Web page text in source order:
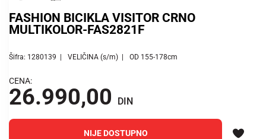
FASHION BICIKLA VISITOR CRNO
MULTIKOLOR-FAS2821F
Šifra: 1280139 VELIČINA (s/m) OD 155-178cm
CENA:
26.990,00 DIN
NIJE DOSTUPNO